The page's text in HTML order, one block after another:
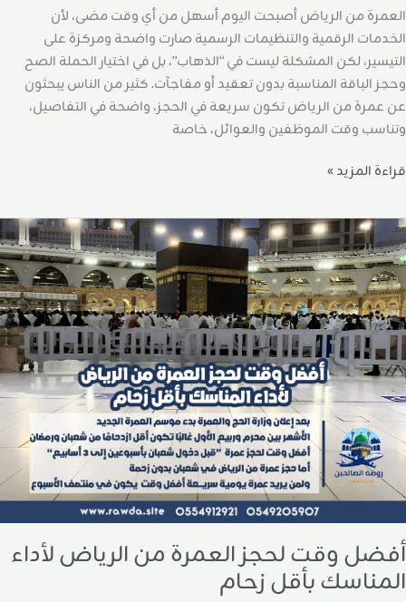
العمرة من الرياض أصبحت اليوم أسهل من أي وقت مضى، لأن
الخدمات الرقمية والتنظيمات الرسمية صارت واضحة ومركزة على
التيسير، لكن المشكلة ليست في “الذهاب”، بل في اختيار الحملة الصح
وحجز الباقة المناسبة بدون تعقيد أو مفاجآت. كثير من الناس يبحثون
عن عمرة من الرياض تكون سريعة في الحجز، واضحة في التفاصيل،
وتناسب وقت الموظفين والعوائل، خاصة
قراءة المزيد »
أفضل وقت لحجز العمرة من الرياض لأداء
المناسك بأقل زحام
أفضل
وقت
لحجز
العمرة
من
الرياض
لأداء
المناسك
بأقل
زحام